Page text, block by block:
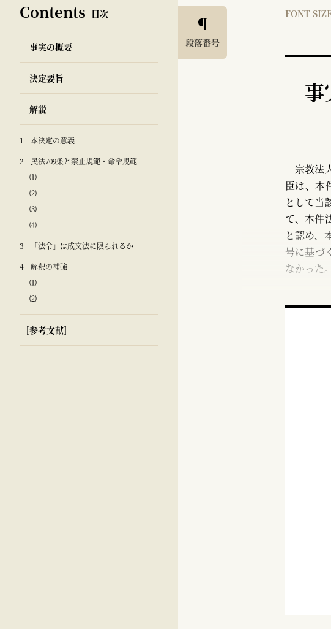
［参考文献］
段落番号
Contents 目次
事実の概要
決定要旨
解説
1 本決定の意義
2 民法709条と禁止規範・命令規範
⑴
⑵
⑶
⑷
3 「法令」は成文法に限られるか
4 解釈の補強
⑴
⑵
［参考文献］
FONT
事
宗教法
臣は、本
として当
て、本件
と認め、
号に基づ
なかった。